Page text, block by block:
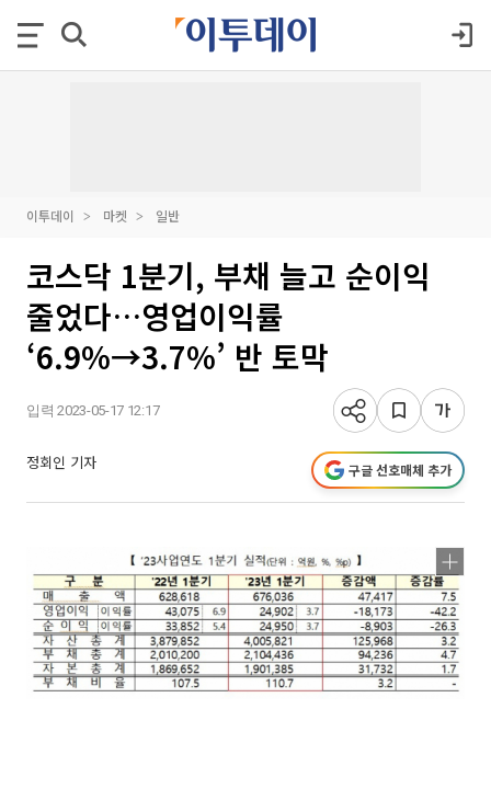
이투데이 마켓 일반
코스닥 1분기, 부채 늘고 순이익
줄었다…영업이익률
‘6.9%→3.7%’ 반 토막
입력 2023-05-17 12:17
정회인 기자 구글 선호매체 추가